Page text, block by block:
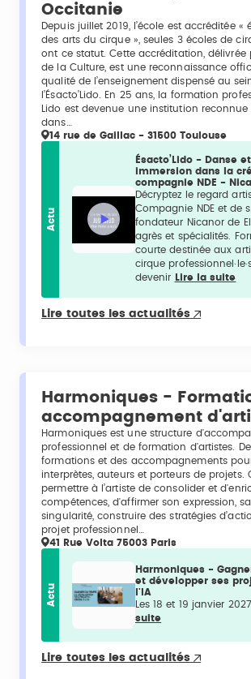
Occitanie
Depuis juillet 2019, l’école est accréditée «
des arts du cirque », seules 3 écoles de
ont ce statut. Cette accréditation, délivrée
de la Culture, est une reconnaissance
qualité de l’enseignement dispensé au
l’Ésacto’Lido. En 25 ans, la formation
Lido est devenue une institution
dans…
14 rue de Gaillac - 31500 Toulouse
Actu
Ésacto’Lido - Danse
immersion dans la
compagnie NDE -
Décryptez le regard
Compagnie NDE et de
fondateur Nicanor de
agrès et spécialités.
courte destinée aux
cirque
devenir
Lire la suite
Lire toutes les actualités
Harmoniques -
accompagnement
Harmoniques est une structure
professionnel et de formation d'artistes.
formations et des accompagnements
interprètes, auteurs et porteurs de projets.
permettre à l’artiste de consolider et
compétences, d'affirmer son expression,
singularité, construire des stratégies
projet professionnel…
41 Rue Volta 75003 Paris
Actu
Harmoniques -
et développer ses
l'IA
Les 18 et 19 janvier
suite
Lire toutes les actualités